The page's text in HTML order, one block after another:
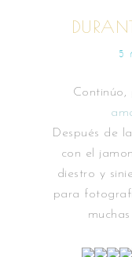
5
Después de
con el
diestro y
para